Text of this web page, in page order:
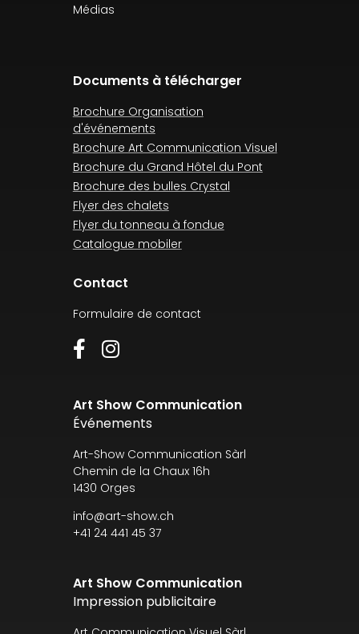
Médias
Documents à télécharger
Brochure Organisation
d'événements
Brochure Art Communication Visuel
Brochure du Grand Hôtel du Pont
Brochure des bulles Crystal
Flyer des chalets
Flyer du tonneau à fondue
Catalogue mobiler
Contact
Formulaire de contact
Art Show Communication
Événements
Art-Show Communication Sàrl
Chemin de la Chaux 16h
1430 Orges
info@art-show.ch
+41 24 441 45 37
Art Show Communication
Impression publicitaire